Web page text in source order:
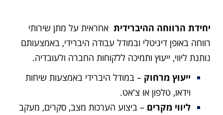
יחידת הרווחה ההיברידית אחראית על מתן שירותי
רווחה באופן דיגיטלי ובמודל עבודה היברידי, באמצעותם
נותנת ליווי, ייעוץ ותמיכה ללקוחות החברה ולעובדיה.
ייעוץ מרחוק – במודל היברידי באמצעות שיחות
וידאו, טלפון או צ'אט.
ליווי מקרים – ביצוע הערכות מצב, סקרים, מעקב